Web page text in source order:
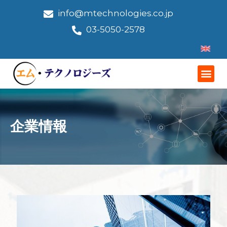
info@mtechnologies.co.jp
03-5050-2578
企業情報